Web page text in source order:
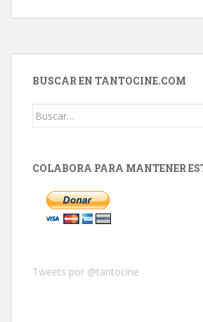
BUSCAR EN TANTOCINE.COM
Buscar:
COLABORA PARA MANTENER
Tweets por @tantocine